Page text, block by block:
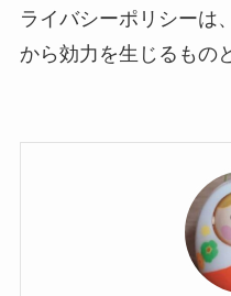
ライバシーポリシーは
から効力を生じるもの